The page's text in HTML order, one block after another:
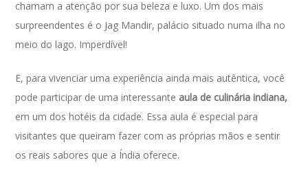
chamam a atenção por sua beleza e luxo. Um dos mais
surpreendentes é o Jag Mandir, palácio situado numa ilha no
meio do lago. Imperdível!
E, para vivenciar uma experiência ainda mais autêntica, você
pode participar de uma interessante aula de culinária indiana,
em um dos hotéis da cidade. Essa aula é especial para
visitantes que queiram fazer com as próprias mãos e sentir
os reais sabores que a Índia oferece.